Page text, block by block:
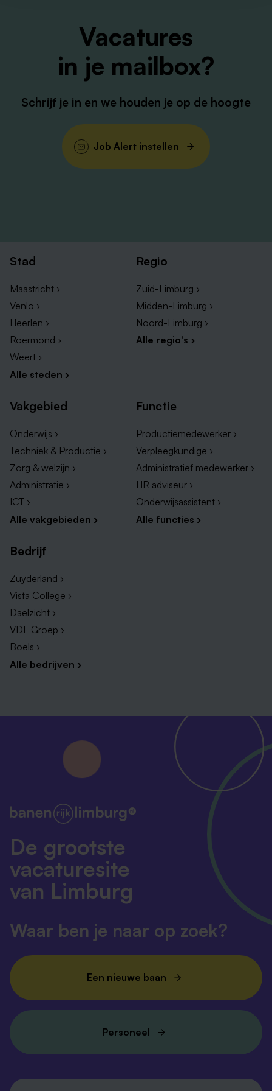
Communicatief vaardig
Proactief
Resultaatgericht
Vacatures
in je mailbox?
Schrijf je in en we houden je op de hoogte
Job Alert instellen
Stad
Maastricht ›
Venlo ›
Heerlen ›
Roermond ›
Weert ›
Alle steden ›
Regio
Zuid-Limburg ›
Midden-Limburg ›
Noord-Limburg ›
Alle regio's ›
Vakgebied
Onderwijs ›
Techniek & Productie ›
Zorg & welzijn ›
Administratie ›
ICT ›
Alle vakgebieden ›
Functie
Productiemedewerker ›
Verpleegkundige ›
Administratief medewerker ›
HR adviseur ›
Onderwijsassistent ›
Alle functies ›
Bedrijf
Zuyderland ›
Vista College ›
Daelzicht ›
VDL Groep ›
Boels ›
Alle bedrijven ›
De grootste
vacaturesite
van Limburg
Waar ben je naar op zoek?
Een nieuwe baan
Personeel